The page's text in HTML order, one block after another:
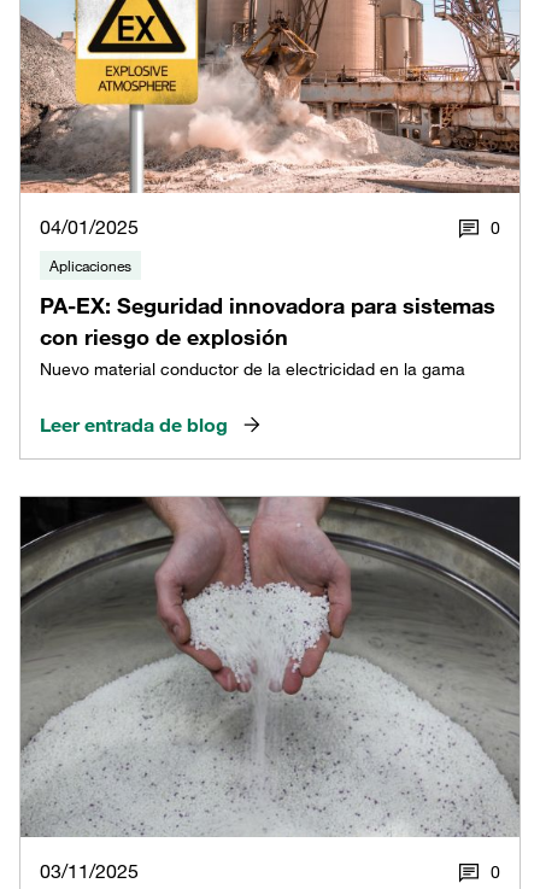
04/01/2025 0
Aplicaciones
PA-EX: Seguridad innovadora para sistemas
con riesgo de explosión
Nuevo material conductor de la electricidad en la gama
Leer entrada de blog
03/11/2025 0